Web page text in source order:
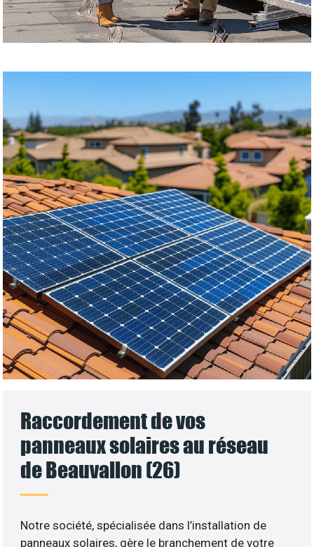
Raccordement de vos
panneaux solaires au réseau
de Beauvallon (26)
Notre société, spécialisée dans l’installation de
panneaux solaires, gère le branchement de votre